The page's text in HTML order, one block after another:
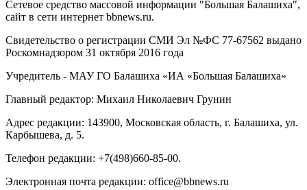
Сетевое средство массовой информации "Большая Балашиха",
сайт в сети интернет bbnews.ru.
Свидетельство о регистрации СМИ Эл №ФС ‎77-67562 выдано
Роскомнадзором 31 октября 2016 года
Учредитель - МАУ ГО Балашиха «ИА «Большая Балашиха»
Главный редактор: Михаил Николаевич Грунин
Адрес редакции: 143900, Московская область, г. Балашиха, ул.
Карбышева, д. 5.
Телефон редакции: +7(498)660-85-00.
Электронная почта редакции: office@bbnews.ru